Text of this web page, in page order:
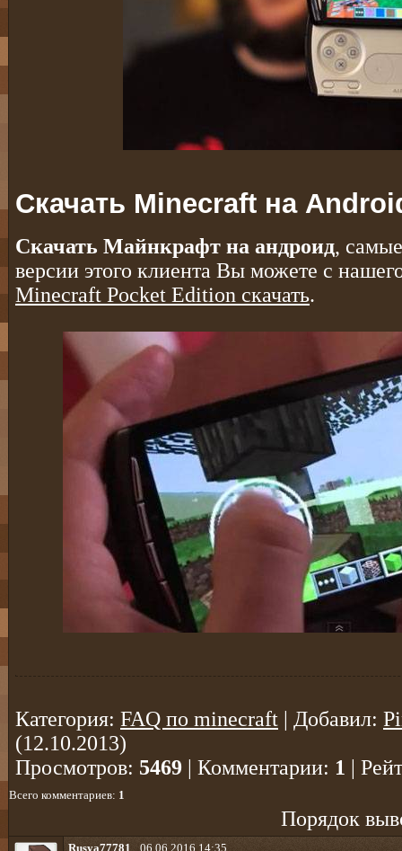
Скачать Minecraft на
Скачать Майнкрафт на андроид,
версии этого клиента Вы можете с
Minecraft Pocket Edition скачать.
Категория: FAQ по minecraft | Добавил:
(12.10.2013)
Просмотров: 5469 | Комментарии: 1 |
Всего комментариев: 1
Порядок
Rusya77781 06.06.2016 14:35